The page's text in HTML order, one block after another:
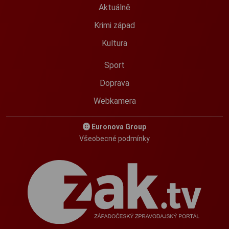
Aktuálně
Krimi západ
Kultura
Sport
Doprava
Webkamera
Euronova Group
Všeobecné podmínky